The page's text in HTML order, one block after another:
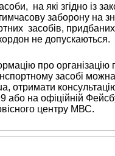
на які згідно із
заборону на
засобів,
не допускаються.
про організацію
засобі
, отримати
або на офіційній
центру МВС.